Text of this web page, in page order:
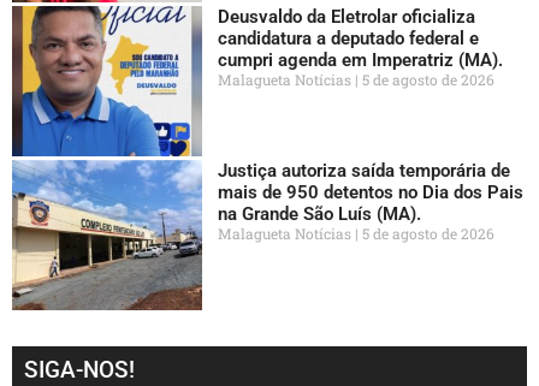
Deusvaldo da Eletrolar oficializa
candidatura a deputado federal e
cumpri agenda em Imperatriz (MA).
Malagueta Notícias 5 de agosto de 2026
Justiça autoriza saída temporária de
mais de 950 detentos no Dia dos Pais
na Grande São Luís (MA).
Malagueta Notícias 5 de agosto de 2026
SIGA-NOS!